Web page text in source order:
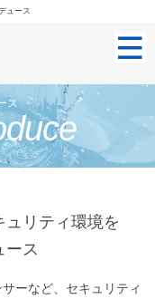
ュース
ス
リティ環境を
ース
ーなど、セキュリティ